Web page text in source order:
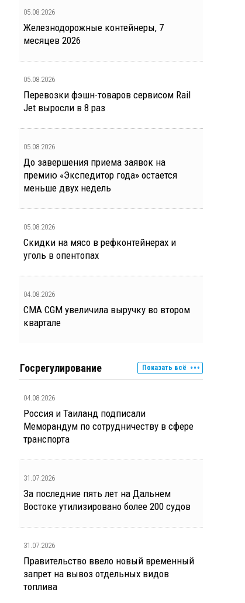
05.08.2026
Железнодорожные контейнеры, 7
месяцев 2026
05.08.2026
Перевозки фэшн-товаров сервисом Rail
Jet выросли в 8 раз
05.08.2026
До завершения приема заявок на
премию «Экспедитор года» остается
меньше двух недель
05.08.2026
Скидки на мясо в рефконтейнерах и
уголь в опентопах
04.08.2026
CMA CGM увеличила выручку во втором
квартале
Госрегулирование Показать всё
04.08.2026
Россия и Таиланд подписали
Меморандум по сотрудничеству в сфере
транспорта
31.07.2026
За последние пять лет на Дальнем
Востоке утилизировано более 200 судов
31.07.2026
Правительство ввело новый временный
запрет на вывоз отдельных видов
топлива